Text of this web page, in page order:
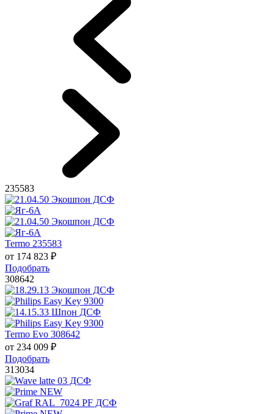
235583
Termo 235583
от 174 823 ₽
Подобрать
308642
Termo Evo 308642
от 234 009 ₽
Подобрать
313034